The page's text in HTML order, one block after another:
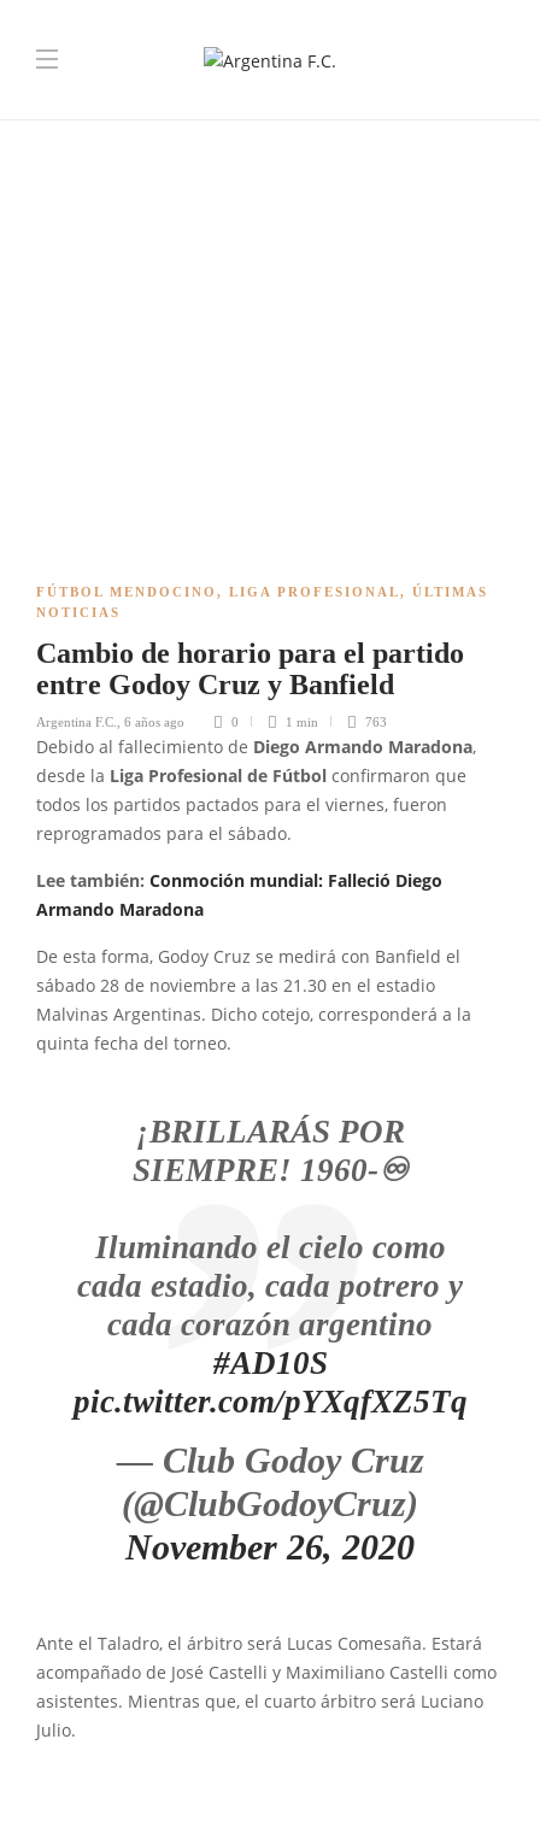
FÚTBOL MENDOCINO , LIGA PROFESIONAL, ÚLTIMAS
NOTICIAS
Cambio de horario para el partido
entre Godoy Cruz y Banfield
Argentina F.C. 6 años ago 0 1 min 763
Debido al fallecimiento de Diego Armando Maradona,
desde la Liga Profesional de Fútbol confirmaron que
todos los partidos pactados para el viernes, fueron
reprogramados para el sábado.
Lee también: Conmoción mundial: Falleció Diego
Armando Maradona
De esta forma, Godoy Cruz se medirá con Banfield el
sábado 28 de noviembre a las 21.30 en el estadio
Malvinas Argentinas. Dicho cotejo, corresponderá a la
quinta fecha del torneo.
¡BRILLARÁS POR
SIEMPRE! 1960-♾
Iluminando el cielo como
cada estadio, cada potrero y
cada corazón argentino
#AD10S
pic.twitter.com/pYXqfXZ5Tq
— Club Godoy Cruz
(@ClubGodoyCruz)
November 26, 2020
Ante el Taladro, el árbitro será Lucas Comesaña. Estará
acompañado de José Castelli y Maximiliano Castelli como
asistentes. Mientras que, el cuarto árbitro será Luciano
Julio.